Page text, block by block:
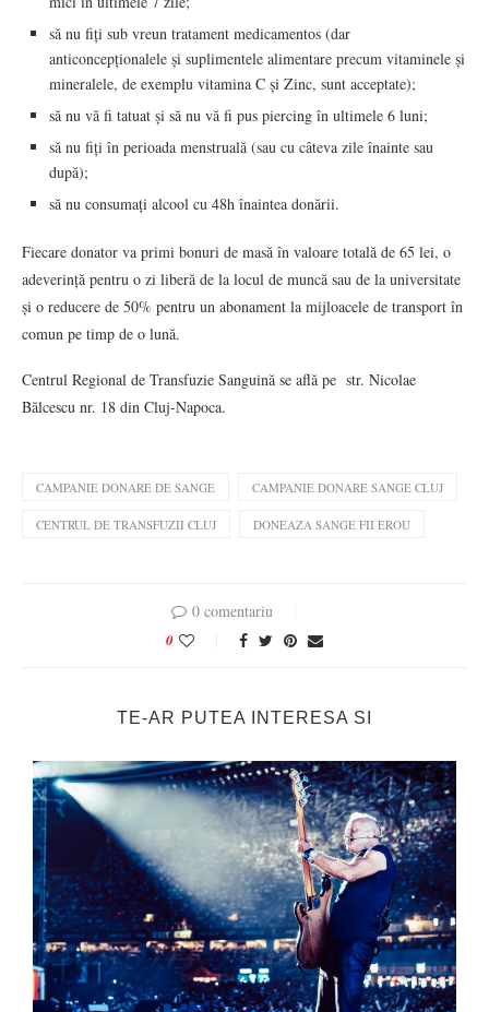
să nu fiți sub vreun tratament medicamentos (dar
anticoncepționalele și suplimentele alimentare precum vitaminele și
mineralele, de exemplu vitamina C și Zinc, sunt acceptate);
să nu vă fi tatuat și să nu vă fi pus piercing în ultimele 6 luni;
să nu fiți în perioada menstruală (sau cu câteva zile înainte sau
după);
să nu consumați alcool cu 48h înaintea donării.
Fiecare donator va primi bonuri de masă în valoare totală de 65 lei, o
adeverință pentru o zi liberă de la locul de muncă sau de la universitate
și o reducere de 50% pentru un abonament la mijloacele de transport în
comun pe timp de o lună.
Centrul Regional de Transfuzie Sanguină se află pe str. Nicolae
Bălcescu nr. 18 din Cluj-Napoca.
CAMPANIE DONARE DE SANGE CAMPANIE DONARE SANGE CLUJ
CENTRUL DE TRANSFUZII CLUJ DONEAZA SANGE FII EROU
0 comentariu
0
TE-AR PUTEA INTERESA SI